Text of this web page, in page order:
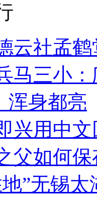
云社孟
马三小
浑身都亮
兴用中
父如何
”无锡